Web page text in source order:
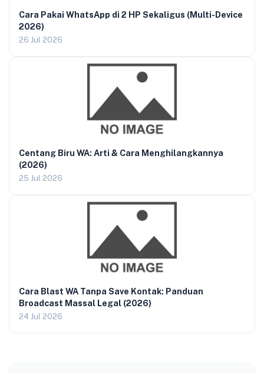
Cara Pakai WhatsApp di 2 HP Sekaligus (Multi-Device
2026)
26 Jul 2026
Centang Biru WA: Arti & Cara Menghilangkannya
(2026)
25 Jul 2026
Cara Blast WA Tanpa Save Kontak: Panduan
Broadcast Massal Legal (2026)
24 Jul 2026